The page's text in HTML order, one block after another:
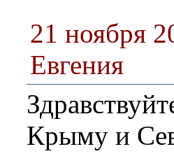
21 ноября
Евгения
Крыму и